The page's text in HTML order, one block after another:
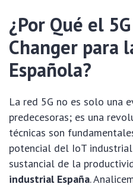
¿Por Qué el
Changer para
Española?
La red 5G no es solo una
predecesoras; es una
técnicas son
potencial del IoT
sustancial de la
industrial España.